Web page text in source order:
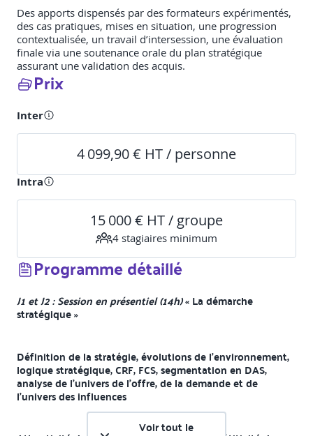
Des apports dispensés par des formateurs expérimentés,
des cas pratiques, mises en situation, une progression
contextualisée, un travail d’intersession, une évaluation
finale via une soutenance orale du plan stratégique
assurant une validation des acquis.
Prix
Inter
4 099,90 € HT / personne
Intra
15 000 € HT / groupe
4 stagiaires minimum
Programme détaillé
J1 et J2 : Session en présentiel (14h)« La démarche
stratégique »
Définition de la stratégie, évolutions de l’environnement,
logique stratégique, CRF, FCS, segmentation en DAS,
analyse de l’univers de l’offre, de la demande et de
l’univers des influences
Voir tout le